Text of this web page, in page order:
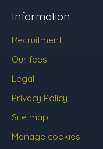
Information
Recruitment
Our fees
Legal
Privacy Policy
Site map
Manage cookies